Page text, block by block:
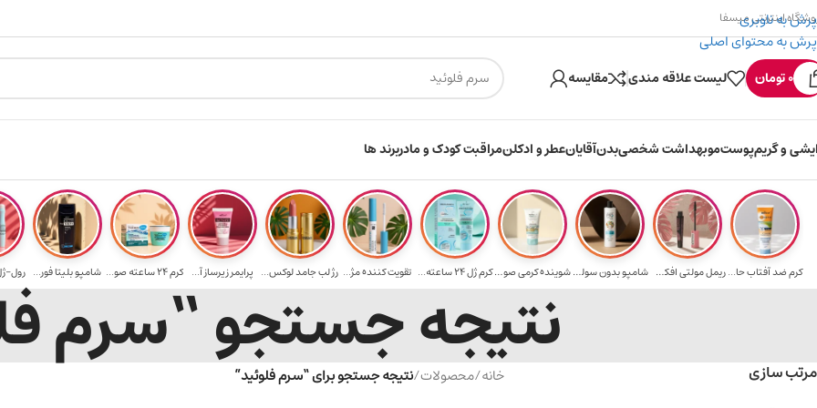
پرش به ناوبری
پرش به محتوای اصلی
ارسال رایگان برای خرید ۳.۵ میلیون به یالا ۳۰۰ میسکوین (۳۰ هزار تومن) هدیه خرید اول
اینترنتی میسفا
0تومان لیست علاقه مندی مقایسه
و گریمپوستموبهداشت شخصیبدنآقایانعطر و ادکلنمراقبت کودک و مادربرند ها
کرم ضد آفتاب حا... ریمل مولتی افکت... شامپو بدون سولف... شوینده کرمی صور...کرم ژل ۲۴ ساعته... تقویت‌ کننده مژ... رژ لب جامد لوکس... پرایمر زیرساز آ... کرم 24 ساعته صو... شامپو بلیتا فور... رول- نتیجه جستجو “سرم مرتب سازی خانه/محصولات/نتیجه جستجو برای “سرم فلوئید”